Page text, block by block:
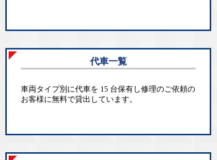
代車一覧
車両タイプ別に代車を 15 台保有し修理のご依頼の
お客様に無料で貸出しています。